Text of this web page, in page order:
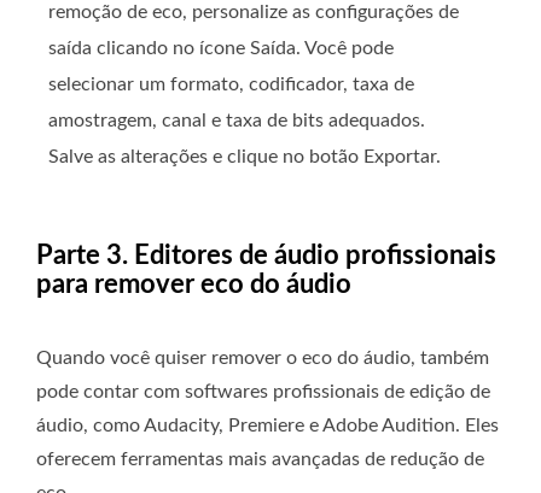
remoção de eco, personalize as configurações de
saída clicando no ícone Saída. Você pode
selecionar um formato, codificador, taxa de
amostragem, canal e taxa de bits adequados.
Salve as alterações e clique no botão Exportar.
Parte 3. Editores de áudio profissionais
para remover eco do áudio
Quando você quiser remover o eco do áudio, também
pode contar com softwares profissionais de edição de
áudio, como Audacity, Premiere e Adobe Audition. Eles
oferecem ferramentas mais avançadas de redução de